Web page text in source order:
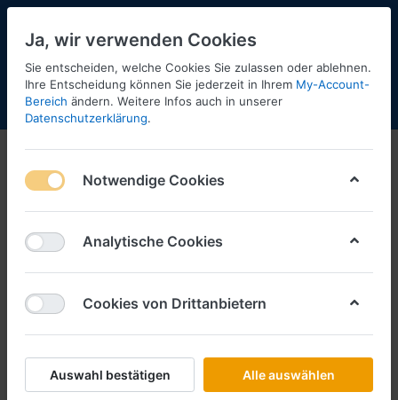
Menü Anmelden Shopaktualisierung
Ja, wir verwenden Cookies
Sie entscheiden, welche Cookies Sie zulassen oder ablehnen.
Ihre Entscheidung können Sie jederzeit in Ihrem My-Account-
Bereich ändern. Weitere Infos auch in unserer
Datenschutzerklärung.
Notwendige Cookies
Analytische Cookies
Cookies von Drittanbietern
Auswahl bestätigen Alle auswählen